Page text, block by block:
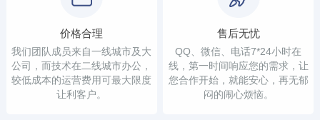
价格合理
我们团队成员来自一线城市及大
公司，而技术在二线城市办公，
较低成本的运营费用可最大限度
让利客户。
售后无忧
QQ、微信、电话7*24小时在
线，第一时间响应您的需求，让
您合作开始，就能安心，再无郁
闷的闹心烦恼。